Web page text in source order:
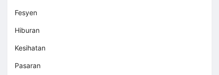
Fesyen
Hiburan
Kesihatan
Pasaran